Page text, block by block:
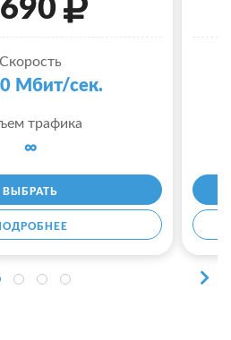
Скорость
Мбит/сек.
трафика
∞
ВЫБРАТЬ